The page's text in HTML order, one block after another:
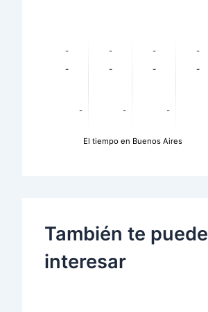
-
-
-
-
-
-
-
-
-
-
-
El tiempo en Buenos Aires
También te puede
interesar